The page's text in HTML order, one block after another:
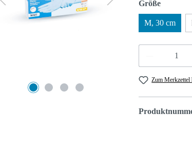
Größe
M, 30 cm
Produkt
Zum Merkzettel